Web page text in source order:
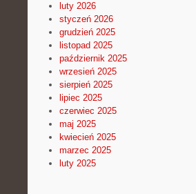
luty 2026
styczeń 2026
grudzień 2025
listopad 2025
październik 2025
wrzesień 2025
sierpień 2025
lipiec 2025
czerwiec 2025
maj 2025
kwiecień 2025
marzec 2025
luty 2025